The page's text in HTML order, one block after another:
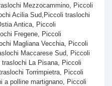
Mezzocammino, Piccoli
Acilia Sud,Piccoli traslochi
Antica, Piccoli
Fregene, Piccoli
Magliana Vecchia, Piccoli
Maccarese Sud, Piccoli
La Pisana, Piccoli
Torrimpietra, Piccoli
a polline martignano, Piccoli